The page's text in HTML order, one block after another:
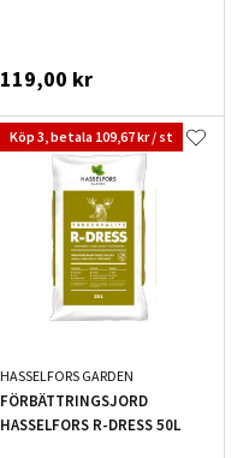
119,00 kr
Köp 3, betala 109,67 kr / st
HASSELFORS GARDEN
FÖRBÄTTRINGSJORD
HASSELFORS R-DRESS 50L